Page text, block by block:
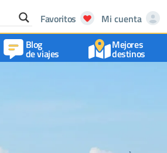
Favoritos
Mi cuenta
Blog
de viajes
Mejores
destinos